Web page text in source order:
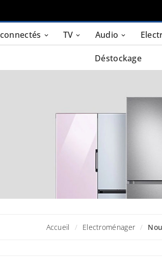
TV Audio
Déstockage
Accueil Electroménager